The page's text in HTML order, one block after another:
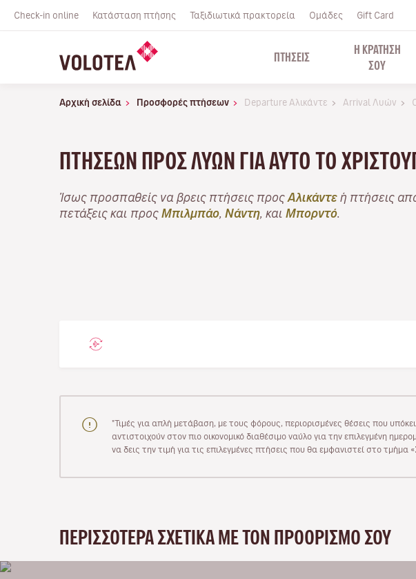
Check-in online Κατάσταση πτήσης Ταξιδιωτικά πρακτορεία Ομάδες Gift Card
ΠΤΉΣΕΙΣ
Η ΚΡΑΤΗΣΗ
ΣΟΥ
Αρχική σελίδα Προσφορές πτήσεων Departure Αλικάντε Arrival Λυών
ΠΤΉΣΕΩΝ ΠΡΟΣ ΛΥΏΝ ΓΙΑ ΑΥΤΌ ΤΟ
Ίσως προσπαθείς να βρεις πτήσεις προς Αλικάντε ή πτήσεις
πετάξεις και προς Μπιλμπάο Νάντη , και Μπορντό
"Τιμές για απλή μετάβαση, με τους φόρους, περιορισμένες θέσεις που
αντιστοιχούν στον πιο οικονομικό διαθέσιμο ναύλο για την επιλεγμένη
να δεις την τιμή για τις επιλεγμένες πτήσεις που θα εμφανιστεί στο τμήμα
ΠΕΡΙΣΣΌΤΕΡΑ ΣΧΕΤΙΚΆ ΜΕ ΤΟΝ ΠΡΟΟΡΙΣΜΌ ΣΟΥ